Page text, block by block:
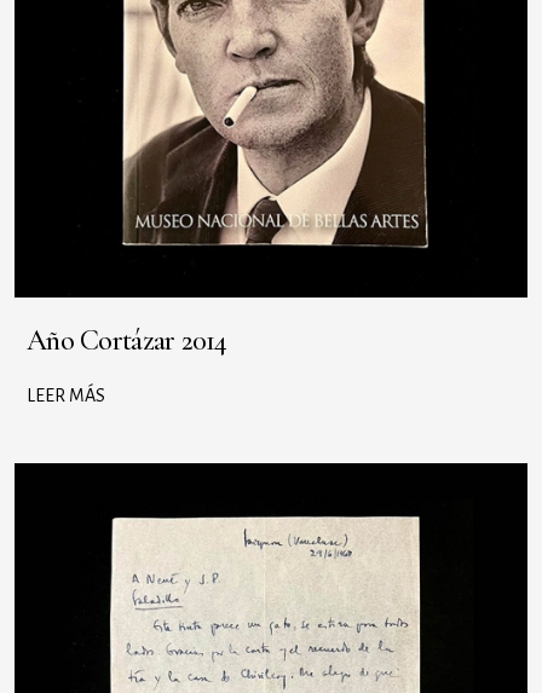
Año Cortázar 2014
LEER MÁS